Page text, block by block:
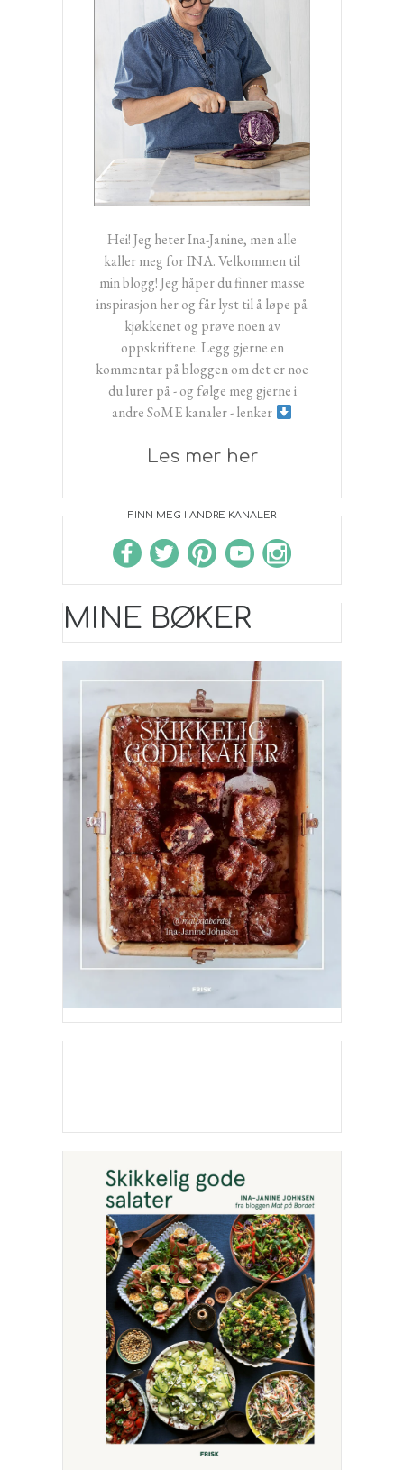
Hei! Jeg heter Ina-Janine, men alle
kaller meg for INA. Velkommen til
min blogg! Jeg håper du finner masse
inspirasjon her og får lyst til å løpe på
kjøkkenet og prøve noen av
oppskriftene. Legg gjerne en
kommentar på bloggen om det er noe
du lurer på - og følge meg gjerne i
andre SoME kanaler - lenker
Les mer her
FINN MEG I ANDRE KANALER
MINE BØKER